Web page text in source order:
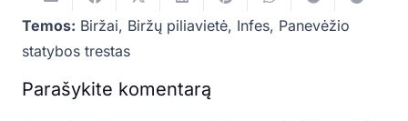
Temos: Biržai, Biržų piliavietė, Infes, Panevėžio
statybos trestas
Parašykite komentarą